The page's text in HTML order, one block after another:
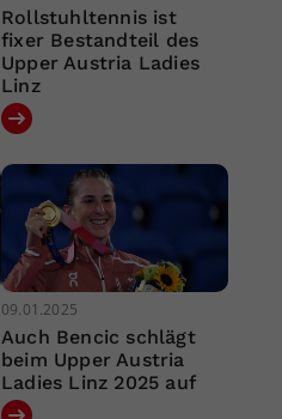
Rollstuhltennis ist
fixer Bestandteil des
Upper Austria Ladies
Linz
09.01.2025
Auch Bencic schlägt
beim Upper Austria
Ladies Linz 2025 auf